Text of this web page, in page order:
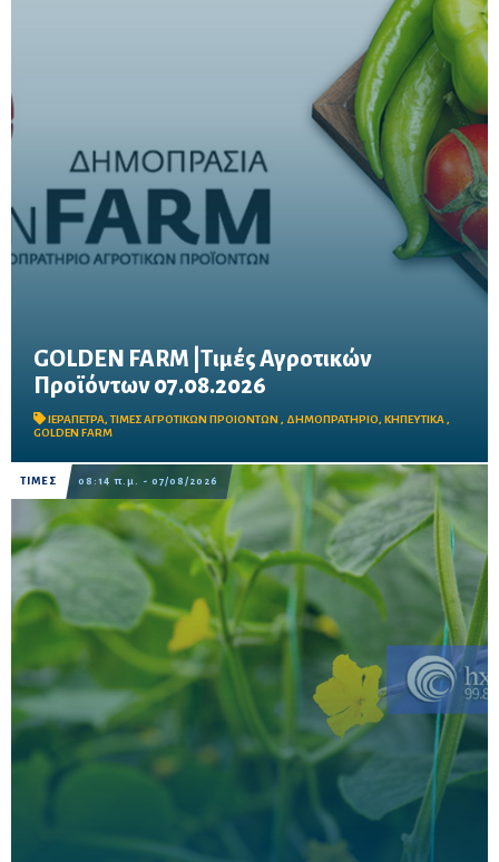
GOLDEN FARM |Τιμές Αγροτικών
Προϊόντων 07.08.2026
ΙΕΡΑΠΕΤΡΑ,ΤΙΜΕΣ ΑΓΡΟΤΙΚΩΝ ΠΡΟΙΟΝΤΩΝ , ΔΗΜΟΠΡΑΤΗΡΙΟ, ΚΗΠΕΥΤΙΚΑ ,
GOLDEN FARM
ΤΙΜΕΣ 08:14 π.μ. - 07/08/2026